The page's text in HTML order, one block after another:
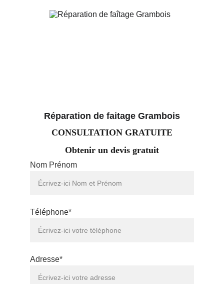
CONSULTATION GRATUITE
Obtenir un devis gratuit
Nom Prénom
Téléphone*
Adresse*
Réparation de faitage Grambois